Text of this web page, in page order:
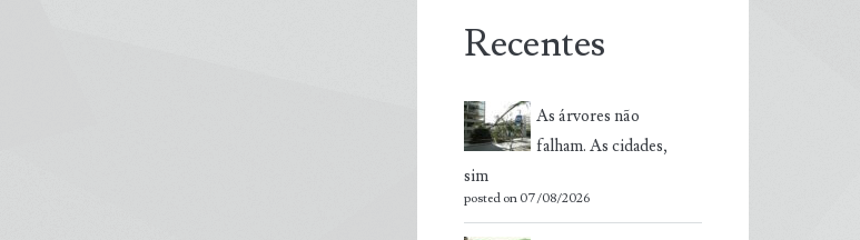
Recentes
As árvores não
falham. As cidades,
sim
posted on 07/08/2026